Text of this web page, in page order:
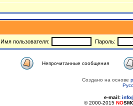
Имя пользователя: Пароль:
Непрочитанные сообщения
Создано на основе
e-mail:
© 2000-2015 NO